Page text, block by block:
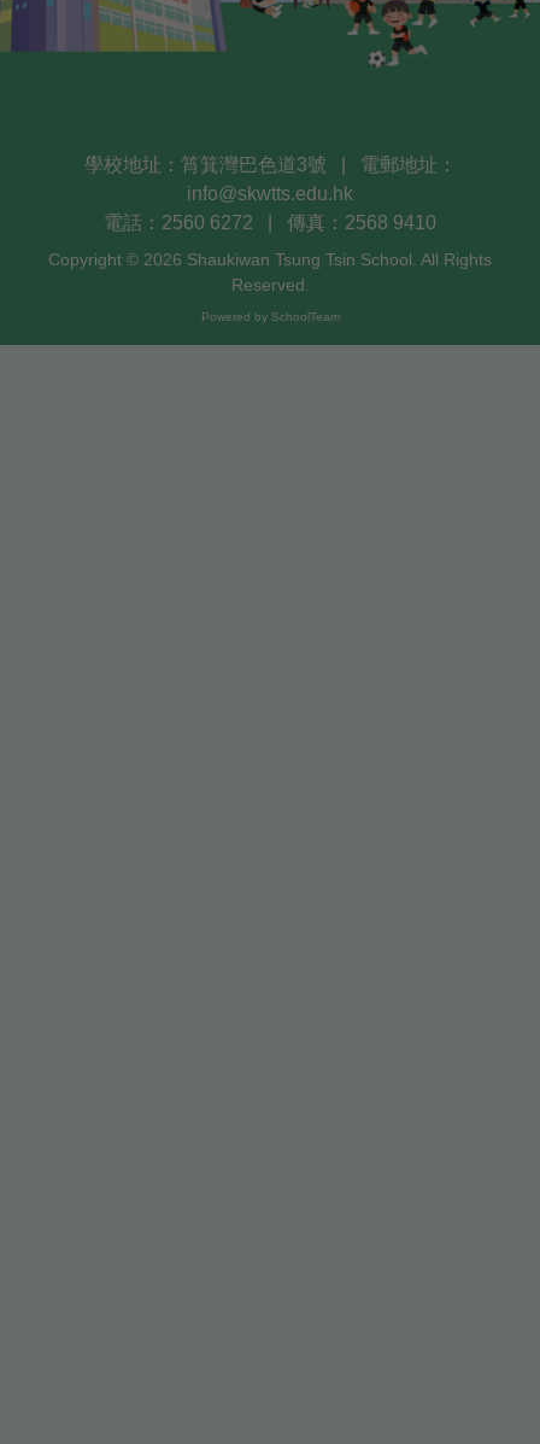
學校地址：筲箕灣巴色道3號
電郵地址：
info@skwtts.edu.hk
電話：2560 6272
傳真：2568 9410
Copyright © 2026 Shaukiwan Tsung Tsin School. All Rights
Reserved.
Powered by SchoolTeam